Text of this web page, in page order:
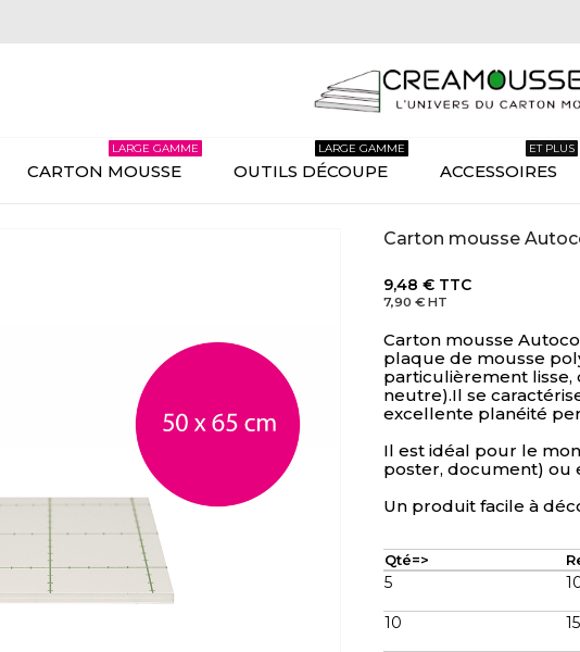
CARTON MOUSSE
LARGE GAMME
OUTILS DÉCOUPE
LARGE GAMME
ACCESSOIRES
ET PLUS
Carton mousse
9,48 € TTC
7,90 € HT
Carton mousse
plaque de mousse
particulièrement lisse,
neutre).Il se
excellente planéité
Il est idéal pour le
poster, document) ou
Un produit facile à
Qté=>
5
10